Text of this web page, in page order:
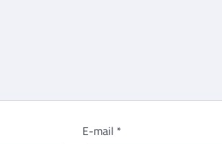
E-mail *